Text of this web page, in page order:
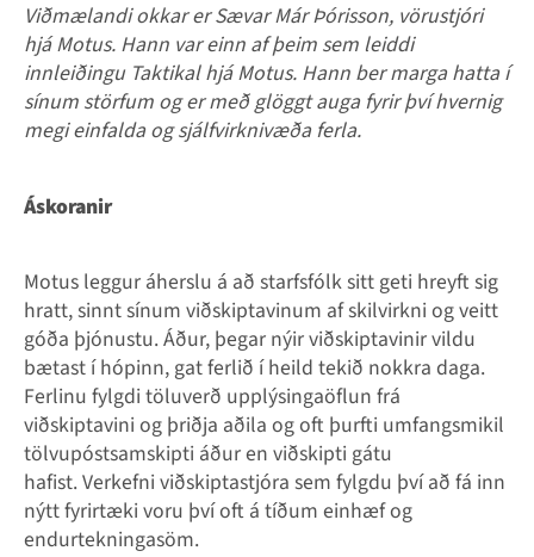
Viðmælandi okkar er Sævar Már Þórisson, vörustjóri
hjá Motus. Hann var einn af þeim sem leiddi
innleiðingu Taktikal hjá Motus. Hann ber marga hatta í
sínum störfum og er með glöggt auga fyrir því hvernig
megi einfalda og sjálfvirknivæða ferla.
Áskoranir
Motus leggur áherslu á að starfsfólk sitt geti hreyft sig
hratt, sinnt sínum viðskiptavinum af skilvirkni og veitt
góða þjónustu. Áður, þegar nýir viðskiptavinir vildu
bætast í hópinn, gat ferlið í heild tekið nokkra daga.
Ferlinu fylgdi töluverð upplýsingaöflun frá
viðskiptavini og þriðja aðila og oft þurfti umfangsmikil
tölvupóstsamskipti áður en viðskipti gátu
hafist. Verkefni viðskiptastjóra sem fylgdu því að fá inn
nýtt fyrirtæki voru því oft á tíðum einhæf og
endurtekningasöm.